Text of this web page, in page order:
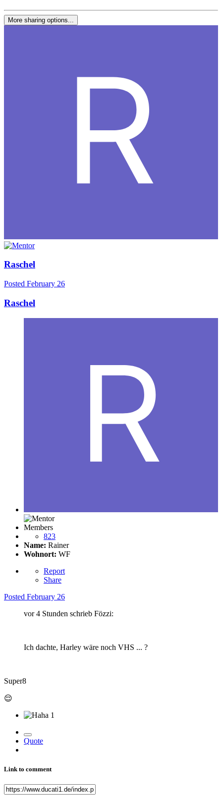
More sharing options...
Raschel
Posted February 26
Raschel
Members
823
Name: Rainer
Wohnort: WF
Report
Share
Posted February 26
vor 4 Stunden schrieb Fözzi:
Ich dachte, Harley wäre noch VHS ... ?
Super8
😌
1
Quote
Link to comment